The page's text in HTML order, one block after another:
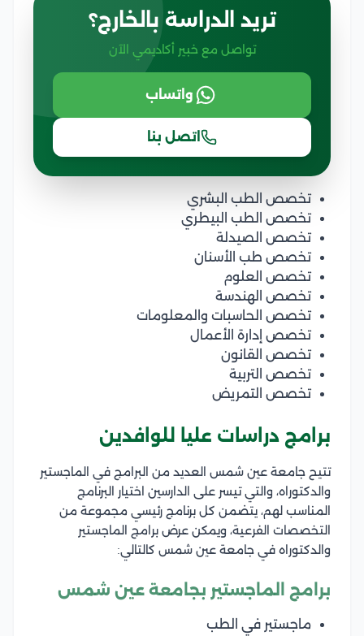
تريد الدراسة بالخارج؟
تواصل مع خبير أكاديمي الآن
واتساب
اتصل بنا
تخصص الطب البشري
تخصص الطب البيطري
تخصص الصيدلة
تخصص طب الأسنان
تخصص العلوم
تخصص الهندسة
تخصص الحاسبات والمعلومات
تخصص إدارة الأعمال
تخصص القانون
تخصص التربية
تخصص التمريض
برامج دراسات عليا للوافدين
تتيح جامعة عين شمس العديد من البرامج في الماجستير
والدكتوراه، والتي تيسر على الدارسين اختيار البرنامج
المناسب لهم، يتضمن كل برنامج رئيسي مجموعة من
التخصصات الفرعية، ويمكن عرض برامج الماجستير
والدكتوراه في جامعة عين شمس كالتالي:
برامج الماجستير بجامعة عين شمس
ماجستير في الطب